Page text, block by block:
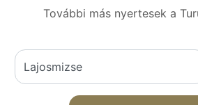
További más nyertesek a